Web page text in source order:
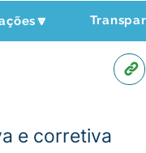
e corretiva